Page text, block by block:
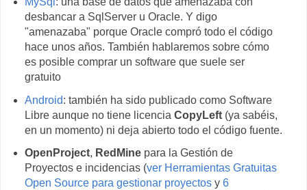
desbancar a SqlServer u Oracle. Y digo
"amenazaba" porque Oracle compró todo el código
hace unos años. También hablaremos sobre cómo
es posible comprar un software que suele ser
gratuito
Android: también ha sido publicado como Software
Libre aunque no tiene licencia CopyLeft (ya sabéis,
en un momento) ni deja abierto todo el código fuente.
OpenProject, RedMine para la Gestión de
Proyectos e incidencias (ver Herramientas Gratuitas
Open Source para gestionar proyectosy 6